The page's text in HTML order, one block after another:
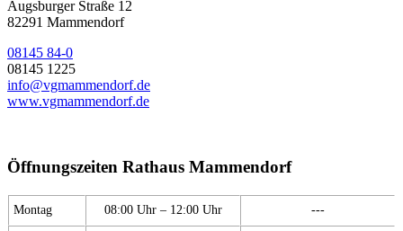
Augsburger Straße 12
82291 Mammendorf
08145 84-0
08145 1225
info@vgmammendorf.de
www.vgmammendorf.de
Öffnungszeiten Rathaus Mammendorf
Montag 08:00 Uhr – 12:00 Uhr ---